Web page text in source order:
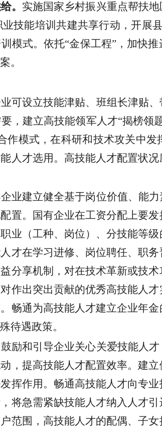
。 实施国家乡村振兴重点帮扶
技能培训共建共享行动，开展
模式。依托“金保工程”，加快
。
可设立技能津贴、班组长津贴
，建立高技能领军人才“揭榜领
作模式，在科研和技术攻关中
人才选用。高技能人才配置状
业建立健全基于岗位价值、能
置。国有企业在工资分配上要
业（工种、岗位）、分技能等
才在学习进修、岗位聘任、职
分享机制，对在技术革新或技
作出突出贡献的优秀高技能人
畅通为高技能人才建立企业年
待遇政策。
励和引导企业关心关爱技能人
，提高技能人才配置效率。建
挥作用。畅通高技能人才向专
将急需紧缺技能人才纳入人才
范围，高技能人才的配偶、子